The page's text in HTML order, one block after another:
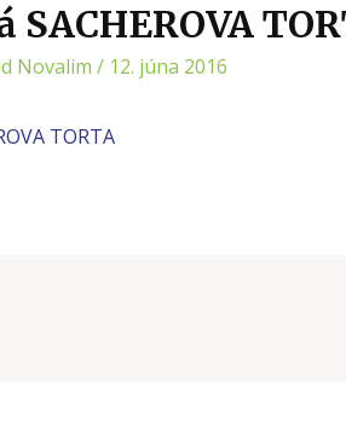
Novalim / 12. júna 2016